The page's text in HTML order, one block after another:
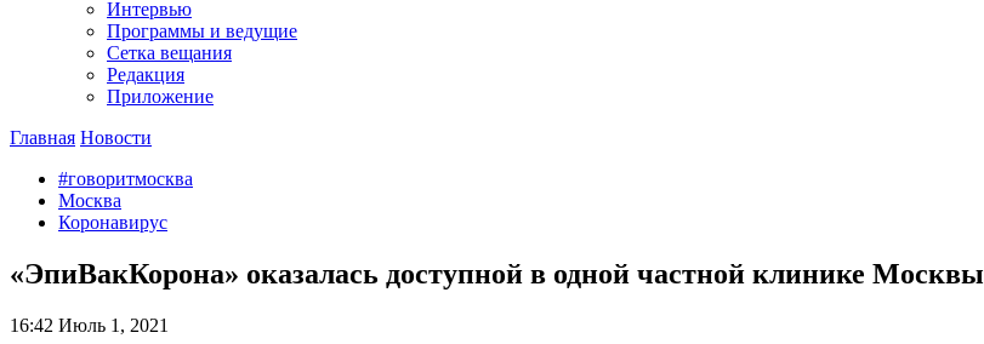
Интервью
Программы и ведущие
Сетка вещания
Редакция
Приложение
Главная Новости
#говоритмосква
Москва
Коронавирус
«ЭпиВакКорона» оказалась доступной в одной частной клинике Москвы
16:42 Июль 1, 2021